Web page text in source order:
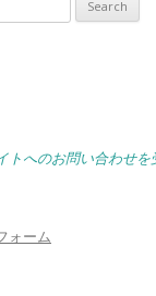
トへのお問い合わせを
ォーム